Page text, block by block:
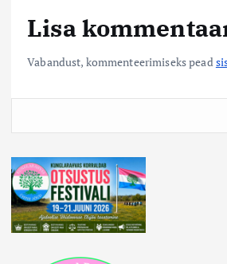
Lisa
Vabandust, kommenteerimiseks pead
i